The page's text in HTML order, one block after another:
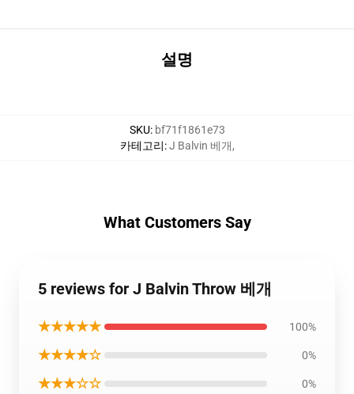
설명
SKU: bf71f1861e73
카테고리:J Balvin 베개,
What Customers Say
5 reviews for J Balvin Throw 베개
★★★★★ 100%
★★★★☆ 0%
★★★☆☆ 0%